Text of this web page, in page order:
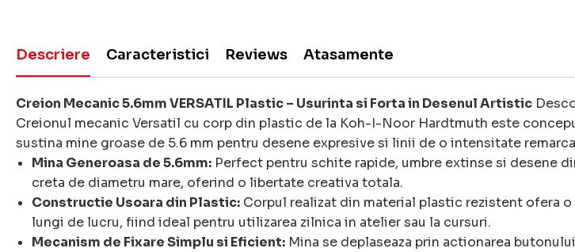
Descriere Caracteristici Reviews Atasamente
Creion Mecanic 5.6mm VERSATIL Plastic – Usurinta si Forta in Desenul Artistic
Creionul mecanic Versatil cu corp din plastic de la Koh-I-Noor Hardtmuth este
sustina mine groase de 5.6 mm pentru desene expresive si linii de o intensitate
Mina Generoasa de 5.6mm: Perfect pentru schite rapide, umbre extinse si desene
creta de diametru mare, oferind o libertate creativa totala.
Constructie Usoara din Plastic: Corpul realizat din material plastic rezistent ofera
lungi de lucru, fiind ideal pentru utilizarea zilnica in atelier sau la cursuri.
Mecanism de Fixare Simplu si Eficient: Mina se deplaseaza prin actionarea